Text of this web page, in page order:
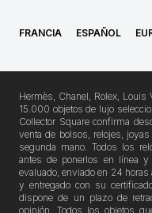
FRANCIA ESPAÑOL
Hermès, Chanel, Rolex,
15.000 objetos de lujo
Collector Square confirma
venta de bolsos, relojes,
segunda mano. Todos los
antes de ponerlos en línea y
evaluado, enviado en 24
y entregado con su
dispone de un plazo de
opinión. Todos los objetos